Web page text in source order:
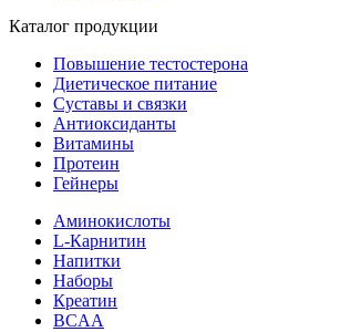
Каталог продукции
Повышение тестостерона
Диетическое питание
Суставы и связки
Антиоксиданты
Витамины
Протеин
Гейнеры
Аминокислоты
L-Карнитин
Напитки
Наборы
Креатин
BCAA